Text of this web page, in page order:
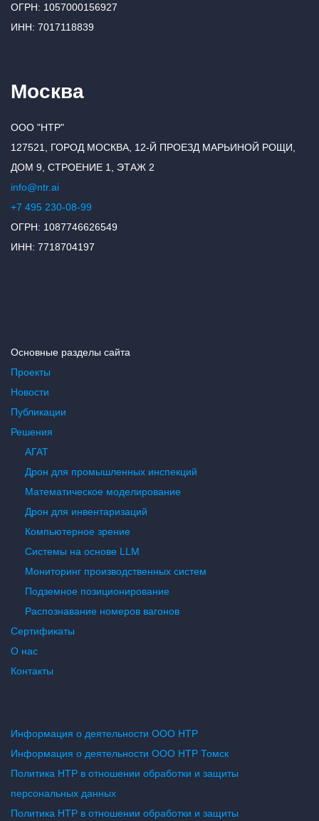
ОГРН: 1057000156927
ИНН: 7017118839
Москва
ООО "НТР"
127521, ГОРОД МОСКВА, 12-Й ПРОЕЗД МАРЬИНОЙ РОЩИ,
ДОМ 9, СТРОЕНИЕ 1, ЭТАЖ 2
info@ntr.ai
+7 495 230-08-99
ОГРН: 1087746626549
ИНН: 7718704197
Основные разделы сайта
Проекты
Новости
Публикации
Решения
АГАТ
Дрон для промышленных инспекций
Математическое моделирование
Дрон для инвентаризаций
Компьютерное зрение
Системы на основе LLM
Мониторинг производственных систем
Подземное позиционирование
Распознавание номеров вагонов
Сертификаты
О нас
Контакты
Информация о деятельности ООО НТР
Информация о деятельности ООО НТР Томск
Политика НТР в отношении обработки и защиты
персональных данных
Политика НТР в отношении обработки и защиты